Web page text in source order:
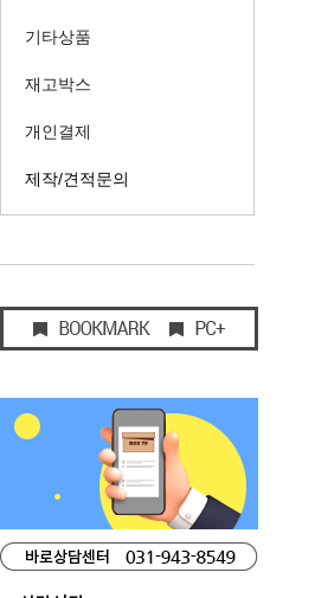
기타상품
재고박스
개인결제
제작/견적문의